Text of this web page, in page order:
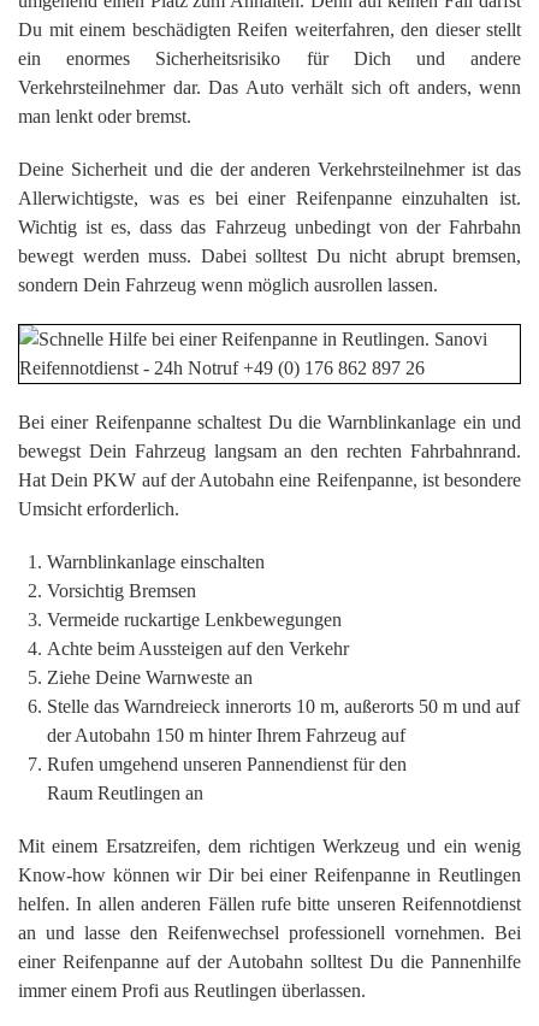
Du mit einem beschädigten Reifen weiterfahren, den dieser stellt
ein enormes Sicherheitsrisiko für Dich und andere
Verkehrsteilnehmer dar. Das Auto verhält sich oft anders, wenn
man lenkt oder bremst.
Deine Sicherheit und die der anderen Verkehrsteilnehmer ist das
Allerwichtigste, was es bei einer Reifenpanne einzuhalten ist.
Wichtig ist es, dass das Fahrzeug unbedingt von der Fahrbahn
bewegt werden muss. Dabei solltest Du nicht abrupt bremsen,
sondern Dein Fahrzeug wenn möglich ausrollen lassen.
Bei einer Reifenpanne schaltest Du die Warnblinkanlage ein und
bewegst Dein Fahrzeug langsam an den rechten Fahrbahnrand.
Hat Dein PKW auf der Autobahn eine Reifenpanne, ist besondere
Umsicht erforderlich.
Warnblinkanlage einschalten
Vorsichtig Bremsen
Vermeide ruckartige Lenkbewegungen
Achte beim Aussteigen auf den Verkehr
Ziehe Deine Warnweste an
Stelle das Warndreieck innerorts 10 m, außerorts 50 m und auf
der Autobahn 150 m hinter Ihrem Fahrzeug auf
Rufen umgehend unseren Pannendienst für den
Raum Reutlingen an
Mit einem Ersatzreifen, dem richtigen Werkzeug und ein wenig
Know-how können wir Dir bei einer Reifenpanne in Reutlingen
helfen. In allen anderen Fällen rufe bitte unseren Reifennotdienst
an und lasse den Reifenwechsel professionell vornehmen. Bei
einer Reifenpanne auf der Autobahn solltest Du die Pannenhilfe
immer einem Profi aus Reutlingen überlassen.